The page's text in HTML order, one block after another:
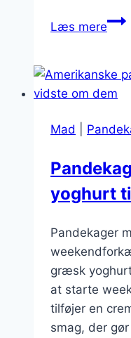
Læs mere
og
Mad
yoghurt
Pandekager
græsk
at starte
tilføjer en
smag, der